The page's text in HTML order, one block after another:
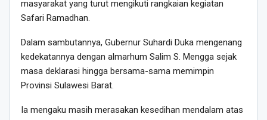
masyarakat yang turut mengikuti rangkaian kegiatan
Safari Ramadhan.
Dalam sambutannya, Gubernur Suhardi Duka mengenang
kedekatannya dengan almarhum Salim S. Mengga sejak
masa deklarasi hingga bersama-sama memimpin
Provinsi Sulawesi Barat.
Ia mengaku masih merasakan kesedihan mendalam atas